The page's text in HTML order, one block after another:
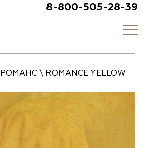
8-800-505-28-39
РОМАНС \ ROMANCE YELLOW